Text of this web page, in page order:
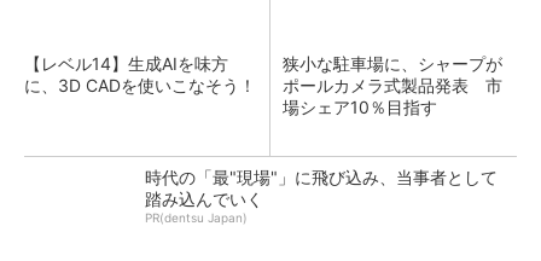
【レベル14】生成AIを味方
に、3D CADを使いこなそう！
狭小な駐車場に、シャープが
ポールカメラ式製品発表 市
場シェア10％目指す
時代の「最"現場"」に飛び込み、当事者として
踏み込んでいく
PR(dentsu Japan)